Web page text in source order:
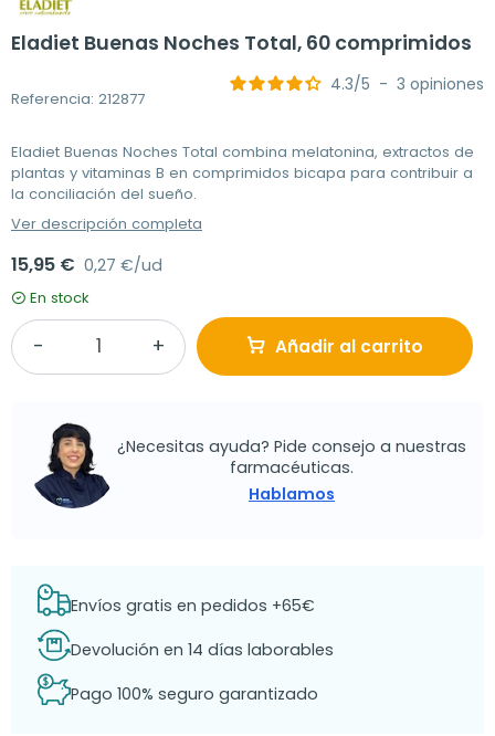
Eladiet Buenas Noches Total, 60 comprimidos
Referencia: 212877
4.3/5 - 3 opiniones
Eladiet Buenas Noches Total combina melatonina, extractos de
plantas y vitaminas B en comprimidos bicapa para contribuir a
la conciliación del sueño.
Ver descripción completa
15,95 € 0,27 €/ud
En stock
Añadir al carrito
¿Necesitas ayuda? Pide consejo a nuestras
farmacéuticas.
Hablamos
Envíos gratis en pedidos +65€
Devolución en 14 días laborables
Pago 100% seguro garantizado